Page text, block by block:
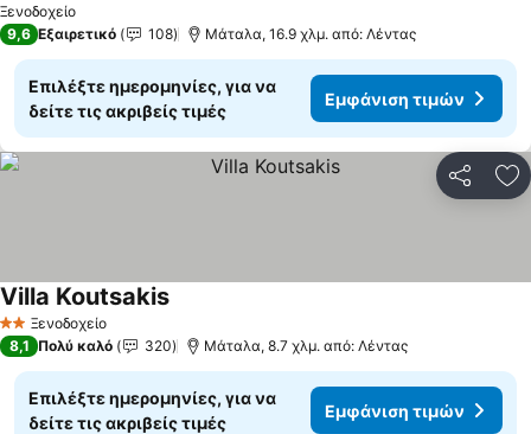
Ξενοδοχείο
Εμφάνιση τιμών
9,6 Εξαιρετικό 108 Μάταλα, 16.9 χλμ. από: Λέντας
Επιλέξτε ημερομηνίες, για να
δείτε τις ακριβείς τιμές
Εμφάνιση τιμών
2 ΑστέριαΞενοδοχείο
Villa KoutsakisΕμφάνιση τιμών
8,1 Πολύ καλό 320 Μάταλα, 8.7 χλμ. από: Λέντας
Επιλέξτε ημερομηνίες, για να
δείτε τις ακριβείς τιμές
Εμφάνιση τιμών